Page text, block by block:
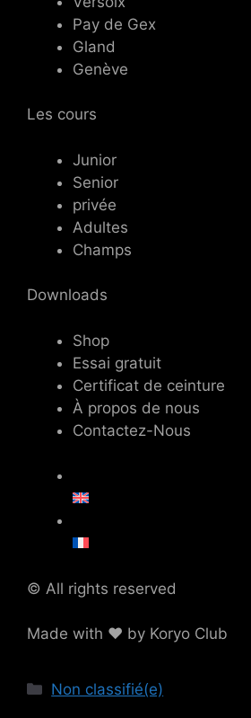
Pay de Gex
Gland
Genève
Les cours
Junior
Senior
privée
Adultes
Champs
Downloads
Shop
Essai gratuit
Certificat de ceinture
À propos de nous
Contactez-Nous
© All rights reserved
Made with ❤ by Koryo Club
Catégories
Non classifié(e)